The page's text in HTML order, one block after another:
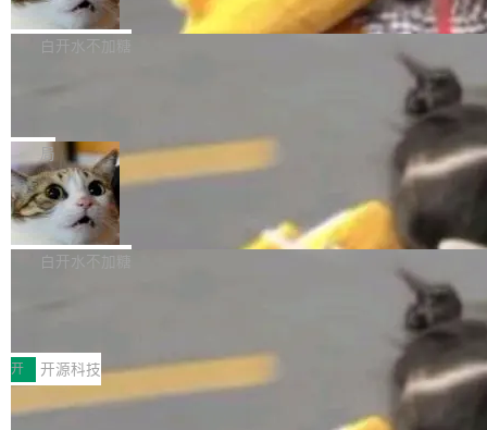
的。 从 deb 到 snap 的迁移路径 hwctl 是 rust-
hwlib 硬件 API 库的一部分，命令行工具负责查
ation 就曝出她将重回 OpenAI，负责递归自我
改进方向的研究。她是 Thinking Machines 过
一在人才争夺战中失血的公司。六月，Google
连失两员大将：Noam Shazeer 去了 Op...
FFmpeg 9.0 现已发布，包含多项改进。官方更
新日志列出的 9.0 版本主要更新内容如下： 扩
er HE-AAC 960 解码 (DAB+) transpose_cuda
filter 添加 AMF Frame Rate Converter (vf_frc
_amf) filter SMPTE 2094-50 元数据支持和直
通 ProRes RAW VideoToolbox 硬件加速器 AP
V ...
白开水不加糖
Code 在 X 上发帖：「DeepSeek Flash did 8T
tokens on August 1st. 5T of free usage + 3T
on OpenCode Go.」79.8 万次浏览，连带着 #
DeepSeek一天消耗了8万亿# 上了微博热搜——
注意这是 OpenCode 一家的消耗。 OpenCode
不完。」5T 来自免费额度，3T 来自 Go...
局
NetBSD 11.0 正式发布
NetBSD 11.0 现已正式发布，这是 NetBSD 操
作系统的第十八个主要版本。 自 NetBSD 10.1
ve JH71XX 的设备，例如 VisionFive 2、PINE
64 STAR64，以及 QEMU。 增强了对 POSIX.1
-2024 和 C23 编程接口标准的兼容性。 compat
白开水不加糖
案
享会在上海举办。鸿蒙生态的全场景智慧营销平
台鲸鸿动能协同华为游戏中心，面向游戏行业开
发者及生态伙伴，系统呈现了平台在游戏领域的
开 开源科技
技嘉X3D系列再添新成员 B850 AORU